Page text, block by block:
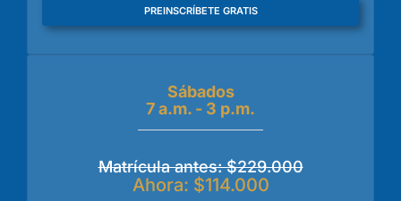
PREINSCRÍBETE GRATIS
Sábados
7 a.m. - 3 p.m.
Matrícula antes: $229.000
Ahora: $114.000